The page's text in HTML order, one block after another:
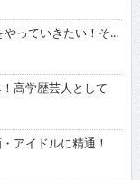
っていきたい！そ...
高学歴芸人として
アイドルに精通！